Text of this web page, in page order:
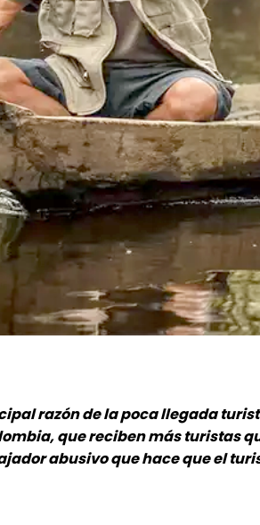
razón de la poca llegada
que reciben más turistas
abusivo que hace que el